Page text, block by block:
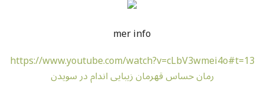
mer info
https://www.youtube.com/watch?v=cLbV3wmei4o#t=13
رمان حساس قهرمان زیبایی اندام در سویدن